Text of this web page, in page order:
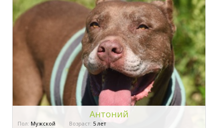
Антоний
Пол: Мужской Возраст: 5 лет